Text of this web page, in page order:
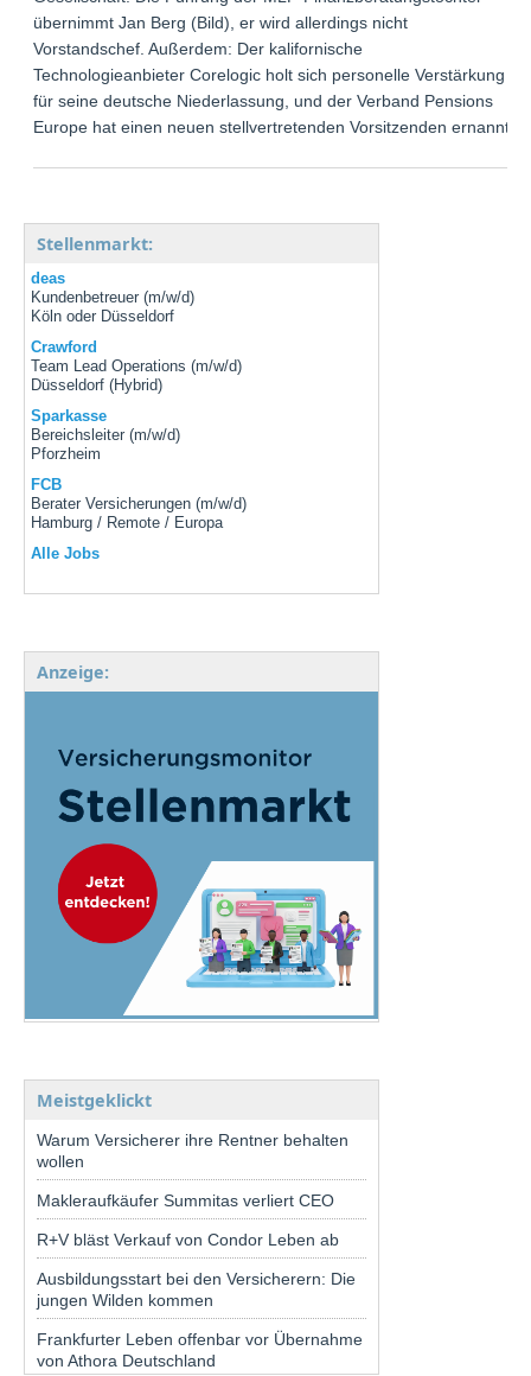
übernimmt Jan Berg (Bild), er wird allerdings nicht
Vorstandschef. Außerdem: Der kalifornische
Technologieanbieter Corelogic holt sich personelle Verstärkung
für seine deutsche Niederlassung, und der Verband Pensions
Europe hat einen neuen stellvertretenden Vorsitzenden ernannt.
Stellenmarkt:
deas
Kundenbetreuer (m/w/d)
Köln oder Düsseldorf
Crawford
Team Lead Operations (m/w/d)
Düsseldorf (Hybrid)
Sparkasse
Bereichsleiter (m/w/d)
Pforzheim
FCB
Berater Versicherungen (m/w/d)
Hamburg / Remote / Europa
Alle Jobs
Anzeige:
Meistgeklickt
Warum Versicherer ihre Rentner behalten
wollen
Makleraufkäufer Summitas verliert CEO
R+V bläst Verkauf von Condor Leben ab
Ausbildungsstart bei den Versicherern: Die
jungen Wilden kommen
Frankfurter Leben offenbar vor Übernahme
von Athora Deutschland